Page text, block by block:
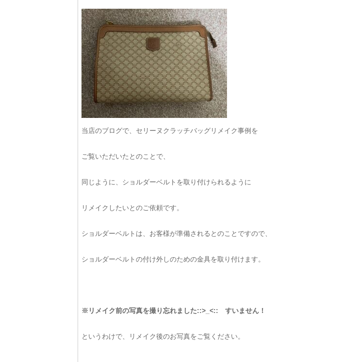
当店のブログで、セリーヌクラッチバッグリメイク事例を
ご覧いただいたとのことで、
同じように、ショルダーベルトを取り付けられるように
リメイクしたいとのご依頼です。
ショルダーベルトは、お客様が準備されるとのことですので、
ショルダーベルトの付け外しのための金具を取り付けます。
※リメイク前の写真を撮り忘れました::>_<:: すいません！
というわけで、リメイク後のお写真をご覧ください。